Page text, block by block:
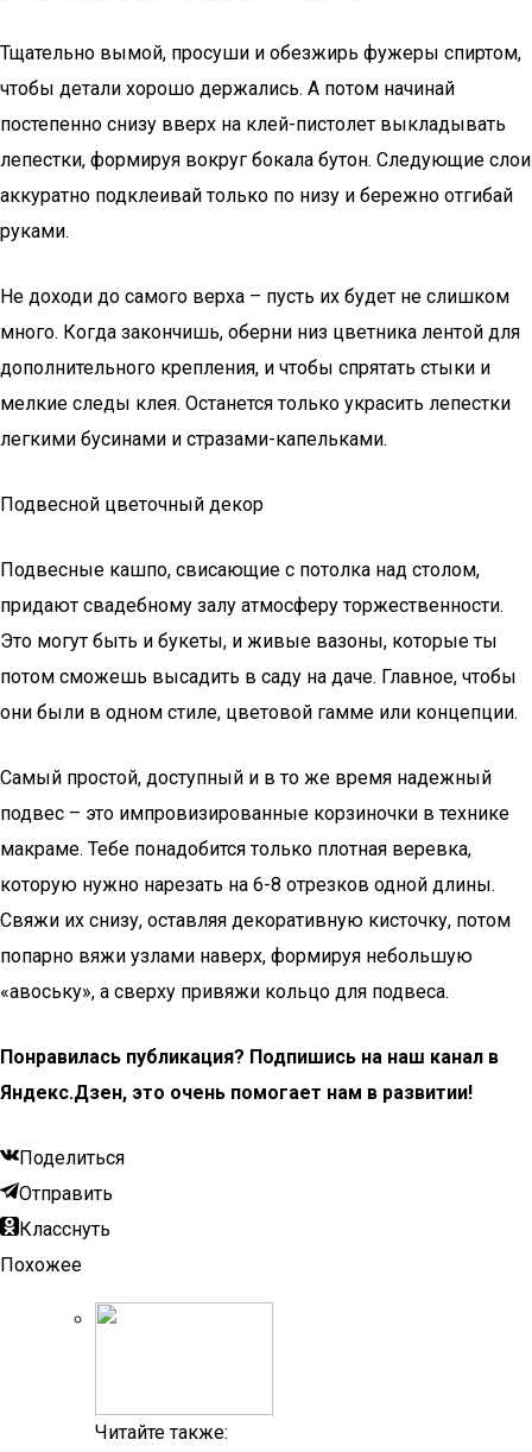
Тщательно вымой, просуши и обезжирь фужеры спиртом,
чтобы детали хорошо держались. А потом начинай
постепенно снизу вверх на клей-пистолет выкладывать
лепестки, формируя вокруг бокала бутон. Следующие слои
аккуратно подклеивай только по низу и бережно отгибай
руками.
Не доходи до самого верха – пусть их будет не слишком
много. Когда закончишь, оберни низ цветника лентой для
дополнительного крепления, и чтобы спрятать стыки и
мелкие следы клея. Останется только украсить лепестки
легкими бусинами и стразами-капельками.
Подвесной цветочный декор
Подвесные кашпо, свисающие с потолка над столом,
придают свадебному залу атмосферу торжественности.
Это могут быть и букеты, и живые вазоны, которые ты
потом сможешь высадить в саду на даче. Главное, чтобы
они были в одном стиле, цветовой гамме или концепции.
Самый простой, доступный и в то же время надежный
подвес – это импровизированные корзиночки в технике
макраме. Тебе понадобится только плотная веревка,
которую нужно нарезать на 6-8 отрезков одной длины.
Свяжи их снизу, оставляя декоративную кисточку, потом
попарно вяжи узлами наверх, формируя небольшую
«авоську», а сверху привяжи кольцо для подвеса.
Понравилась публикация? Подпишись на наш канал в
Яндекс.Дзен, это очень помогает нам в развитии!
Поделиться
Отправить
Класснуть
Похожее
Читайте также: